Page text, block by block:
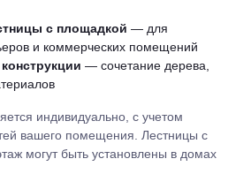
с площадкой — для
и коммерческих помещений
— сочетание дерева,
индивидуально, с учетом
вашего помещения. Лестницы с
могут быть установлены в домах